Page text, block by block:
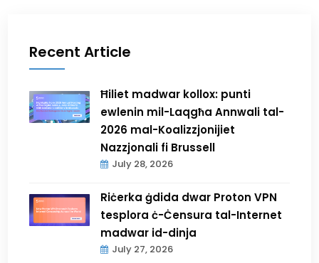
Recent Article
Ħiliet madwar kollox: punti
ewlenin mil-Laqgħa Annwali tal-
2026 mal-Koalizzjonijiet
Nazzjonali fi Brussell
July 28, 2026
Riċerka ġdida dwar Proton VPN
tesplora ċ-Ċensura tal-Internet
madwar id-dinja
July 27, 2026